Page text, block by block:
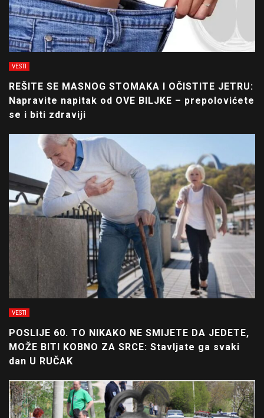
VESTI
REŠITE SE MASNOG STOMAKA I OČISTITE JETRU:
Napravite napitak od OVE BILJKE – prepolovićete
se i biti zdraviji
VESTI
POSLIJE 60. TO NIKAKO NE SMIJETE DA JEDETE,
MOŽE BITI KOBNO ZA SRCE: Stavljate ga svaki
dan U RUČAK